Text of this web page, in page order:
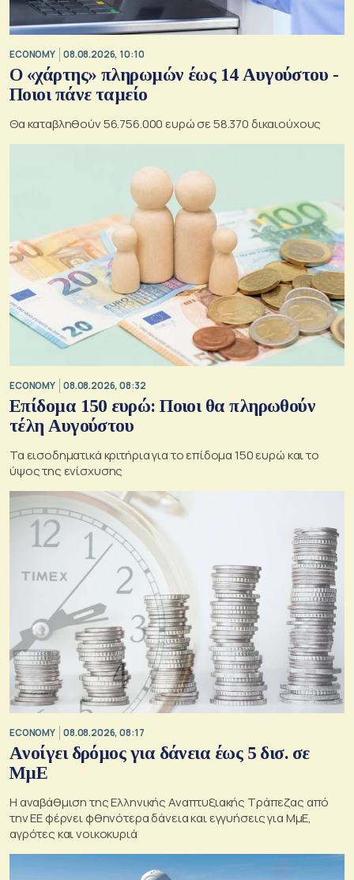
ECONOMY 08.08.2026, 10:10
Ο «χάρτης» πληρωμών έως 14 Αυγούστου -
Ποιοι πάνε ταμείο
Θα καταβληθούν 56.756.000 ευρώ σε 58.370 δικαιούχους
ECONOMY 08.08.2026, 08:32
Επίδομα 150 ευρώ: Ποιοι θα πληρωθούν
τέλη Αυγούστου
Τα εισοδηματικά κριτήρια για το επίδομα 150 ευρώ και το
ύψος της ενίσχυσης
ECONOMY 08.08.2026, 08:17
Aνοίγει δρόμος για δάνεια έως 5 δισ. σε
ΜμΕ
Η αναβάθμιση της Ελληνικής Αναπτυξιακής Τράπεζας από
την ΕΕ φέρνει φθηνότερα δάνεια και εγγυήσεις για ΜμΕ,
αγρότες και νοικοκυριά